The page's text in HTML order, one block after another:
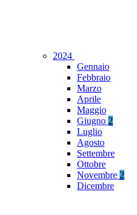
2024
Gennaio
Febbraio
Marzo
Aprile
Maggio
Giugno 2
Luglio
Agosto
Settembre
Ottobre
Novembre 2
Dicembre